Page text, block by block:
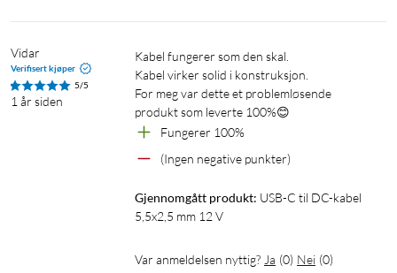
Vidar
Verifisert kjøper
5/5
1 år siden
Kabel fungerer som den skal.
Kabel virker solid i konstruksjon.
For meg var dette et problemløsende
produkt som leverte 100%😊
Fungerer 100%
(Ingen negative punkter)
Gjennomgått produkt: USB-C til DC-kabel
5,5x2,5 mm 12 V
Var anmeldelsen nyttig? Ja (0) Nei (0)